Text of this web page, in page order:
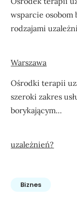
wsparcie osobom
rodzajami
Warszawa
Ośrodki terapii
szeroki zakres
borykającym…
uzależnień?
Biznes